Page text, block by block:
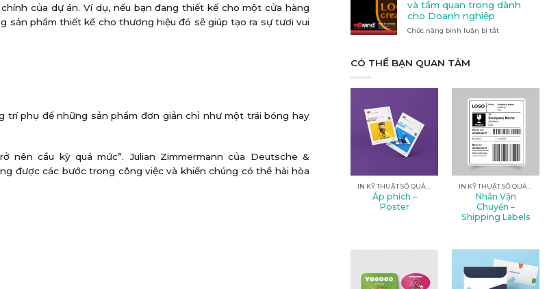
của dự án. Ví dụ, nếu bạn đang thiết kế cho một cửa hàng
sản phẩm thiết kế cho thương hiệu đó sẽ giúp tạo ra sự tươi vui
phụ để những sản phẩm đơn giản chỉ như một trái bóng hay
cầu kỳ quá mức”. Julian Zimmermann của Deutsche &
được các bước trong công việc và khiến chúng có thể hài hòa
phù
cáo
và tầm quan trọng dành
cho Doanh nghiệp
Chức năng bình luận bị tắt
tầm
quan
trọng
dành
cho
nghiệp
CÓ THỂ BẠN QUAN TÂM
Áp phích –
Poster
Nhãn Vận
Chuyển –
Shipping Labels